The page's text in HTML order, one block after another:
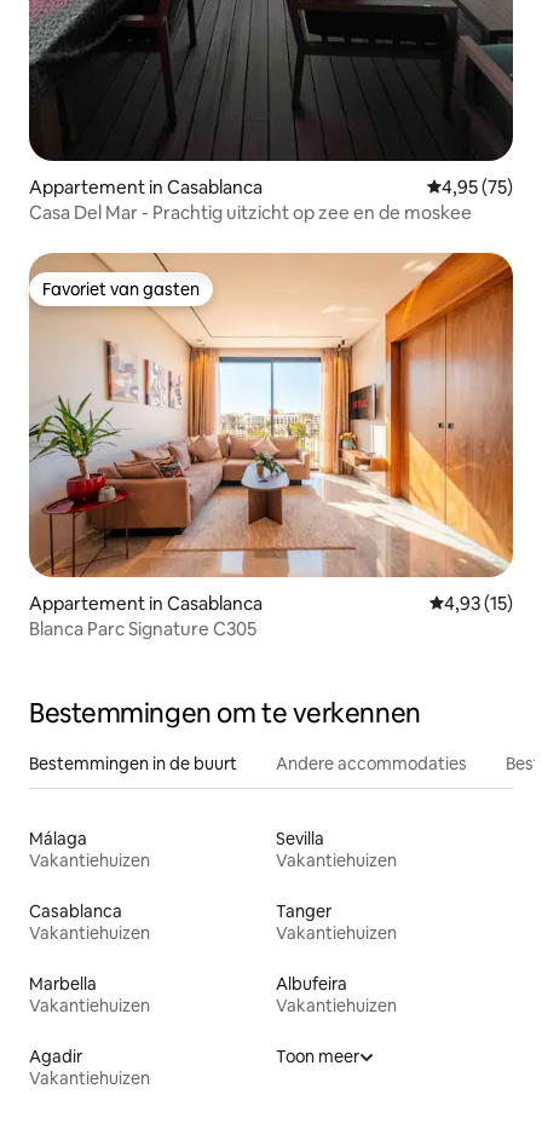
Appartement in Casablanca Gemiddelde
4,95 (75)
Casa Del Mar - Prachtig uitzicht op zee en de moskee
Favoriet van gasten
Favoriet van gasten
Appartement in Casablanca Gemiddelde
4,93 (15)
Blanca Parc Signature C305
Bestemmingen om te verkennen
Bestemmingen in de buurt Andere accommodaties
Málaga
Vakantiehuizen
Sevilla
Vakantiehuizen
Casablanca
Vakantiehuizen
Tanger
Vakantiehuizen
Marbella
Vakantiehuizen
Albufeira
Vakantiehuizen
Agadir
Vakantiehuizen
Toon meer